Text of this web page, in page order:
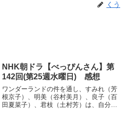
くう
NHK朝ドラ【べっぴんさん】第
142回(第25週水曜日) 感想
ワンダーランドの件を通し、すみれ（芳
根京子）、明美（谷村美月）、良子（百
田夏菜子）、君枝（土村芳）は、自分た